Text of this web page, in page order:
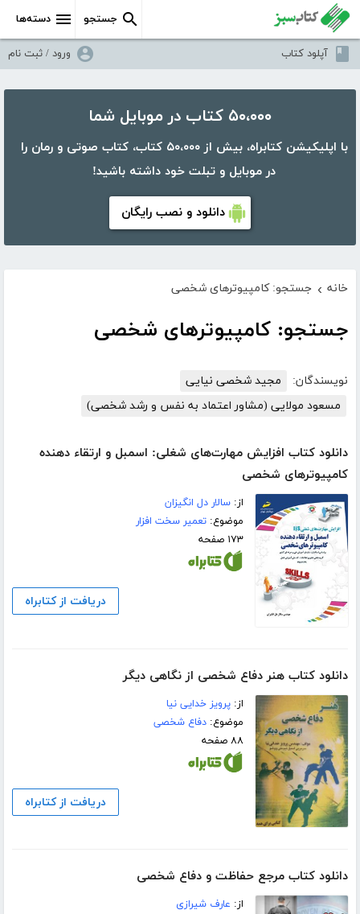
دسته‌ها جستجو
آپلود کتاب ورود / ثبت نام
۵۰،۰۰۰ کتاب در موبایل شما
با اپلیکیشن کتابراه، بیش از ۵۰،۰۰۰ کتاب، کتاب صوتی و رمان را
در موبایل و تبلت خود داشته باشید!
دانلود و نصب رایگان
خانه › جستجو: کامپیوترهای شخصی
جستجو: کامپیوترهای شخصی
نویسندگان:
مجید شخصی نیایی
مسعود مولایی (مشاور اعتماد به نفس و رشد شخصی)
دانلود کتاب افزایش مهارت‌های شغلی: اسمبل و ارتقاء‌ دهنده
کامپیوترهای شخصی
از:سالار دل انگیزان
موضوع:تعمیر سخت افزار
۱۷۳ صفحه
دریافت از کتابراه
دانلود کتاب هنر دفاع شخصی از نگاهی دیگر
از:پرویز خدایی نیا
موضوع:دفاع شخصی
۸۸ صفحه
دریافت از کتابراه
دانلود کتاب مرجع حفاظت و دفاع شخصی
از: عارف شیرازی